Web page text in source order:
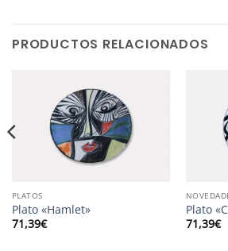
PRODUCTOS RELACIONADOS
PLATOS
Plato «Hamlet»
71,39€
Plato
71,39€